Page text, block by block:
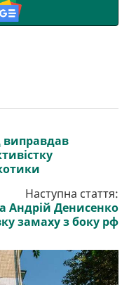
виправдав
Наступна стаття:
Андрій Денисенко
замаху з боку рф